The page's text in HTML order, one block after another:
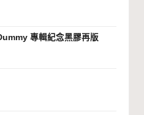
專輯紀念黑膠再版